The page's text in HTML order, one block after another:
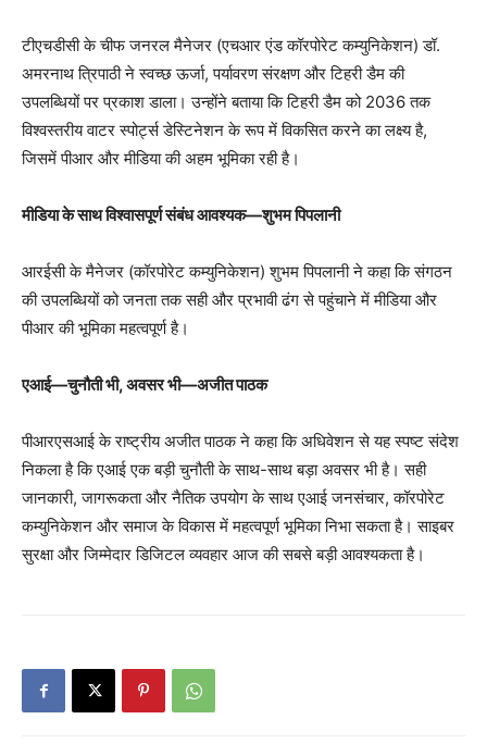
टीएचडीसी के चीफ जनरल मैनेजर (एचआर एंड कॉरपोरेट कम्युनिकेशन) डॉ.
अमरनाथ त्रिपाठी ने स्वच्छ ऊर्जा, पर्यावरण संरक्षण और टिहरी डैम की
उपलब्धियों पर प्रकाश डाला। उन्होंने बताया कि टिहरी डैम को 2036 तक
विश्वस्तरीय वाटर स्पोर्ट्स डेस्टिनेशन के रूप में विकसित करने का लक्ष्य है,
जिसमें पीआर और मीडिया की अहम भूमिका रही है।
मीडिया के साथ विश्वासपूर्ण संबंध आवश्यक—शुभम पिपलानी
आरईसी के मैनेजर (कॉरपोरेट कम्युनिकेशन) शुभम पिपलानी ने कहा कि संगठन
की उपलब्धियों को जनता तक सही और प्रभावी ढंग से पहुंचाने में मीडिया और
पीआर की भूमिका महत्वपूर्ण है।
एआई—चुनौती भी, अवसर भी—अजीत पाठक
पीआरएसआई के राष्ट्रीय अजीत पाठक ने कहा कि अधिवेशन से यह स्पष्ट संदेश
निकला है कि एआई एक बड़ी चुनौती के साथ-साथ बड़ा अवसर भी है। सही
जानकारी, जागरूकता और नैतिक उपयोग के साथ एआई जनसंचार, कॉरपोरेट
कम्युनिकेशन और समाज के विकास में महत्वपूर्ण भूमिका निभा सकता है। साइबर
सुरक्षा और जिम्मेदार डिजिटल व्यवहार आज की सबसे बड़ी आवश्यकता है।